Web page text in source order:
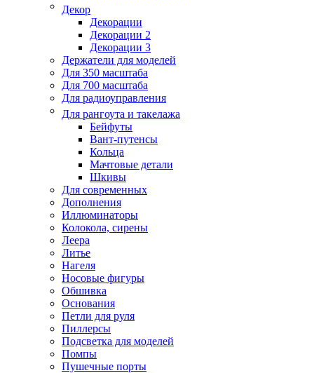
Декор
Декорации
Декорации 2
Декорации 3
Держатели для моделей
Для 350 масштаба
Для 700 масштаба
Для радиоуправления
Для рангоута и такелажа
Бейфуты
Вант-путенсы
Кольца
Мачтовые детали
Шкивы
Для современных
Дополнения
Иллюминаторы
Колокола, сирены
Леера
Литье
Нагеля
Носовые фигуры
Обшивка
Основания
Петли для руля
Пиллерсы
Подсветка для моделей
Помпы
Пушечные порты